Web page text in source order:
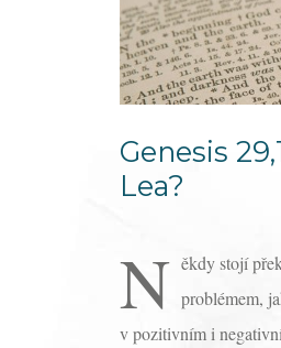
Genesis
Lea?
N ěkdy stojí
problémem,
v pozitivním i